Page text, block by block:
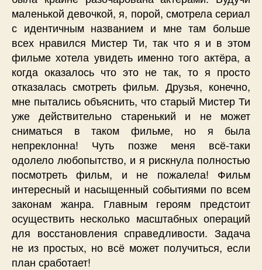
маленькой девочкой, я, порой, смотрела сериал
с идентичным названием и мне там больше
всех нравился Мистер Ти, так что я и в этом
фильме хотела увидеть именно того актёра, а
когда оказалось что это не так, то я просто
отказалась смотреть фильм. Друзья, конечно,
мне пытались объяснить, что старый Мистер Ти
уже действительно старенький и не может
сниматься в таком фильме, но я была
непреклонна! Чуть позже меня всё-таки
одолело любопытство, и я рискнула полностью
посмотреть фильм, и не пожалела! Фильм
интересный и насыщенный событиями по всем
законам жанра. Главным героям предстоит
осуществить несколько масштабных операций
для восстановления справедливости. Задача
не из простых, но всё может получиться, если
план сработает!